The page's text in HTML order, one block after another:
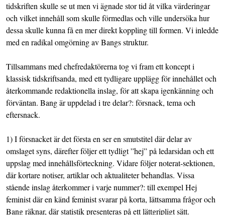
tidskriften skulle se ut men vi ägnade stor tid åt vilka värderingar
och vilket innehåll som skulle förmedlas och ville undersöka hur
dessa skulle kunna få en mer direkt koppling till formen. Vi inledde
med en radikal omgörning av Bangs struktur.
Tillsammans med chefredaktörerna tog vi fram ett koncept i
klassisk tidskriftsanda, med ett tydligare upplägg för innehållet och
återkommande redaktionella inslag, för att skapa igenkänning och
förväntan. Bang är uppdelad i tre delar?: försnack, tema och
eftersnack.
1) I försnacket är det första en ser en smutstitel där delar av
omslaget syns, därefter följer ett tydligt ”hej” på ledarsidan och ett
uppslag med innehållsförteckning. Vidare följer noterat-sektionen,
där kortare notiser, artiklar och aktualiteter behandlas. Vissa
stående inslag återkommer i varje nummer?: till exempel Hej
feminist där en känd feminist svarar på korta, lättsamma frågor och
Bang räknar, där statistik presenteras på ett lättgripligt sätt.